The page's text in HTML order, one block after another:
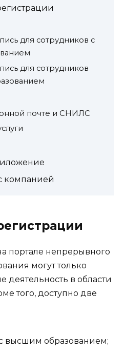
для сотрудников с
для сотрудников
почте и СНИЛС
компанией
портале непрерывного
могут только
в области
того, доступно две
высшим образованием;